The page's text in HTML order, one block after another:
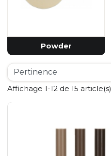
Powder
Affichage 1-12 de 15 article(s)